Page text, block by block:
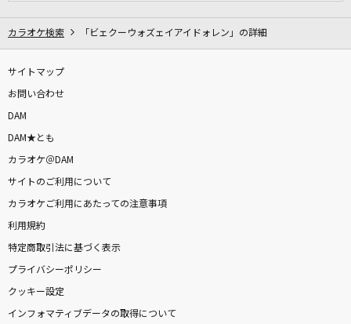
カラオケ検索 「ビェクーウォズェイアイドォレン」の詳細
サイトマップ
お問い合わせ
DAM
DAM★とも
カラオケ＠DAM
サイトのご利用について
カラオケご利用にあたっての注意事項
利用規約
特定商取引法に基づく表示
プライバシーポリシー
クッキー設定
インフォマティブデータの取得について